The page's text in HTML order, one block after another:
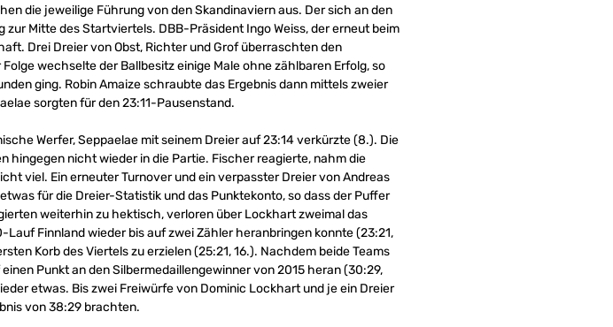
die jeweilige Führung von den Skandinaviern aus. Der sich an den
Mitte des Startviertels. DBB-Präsident Ingo Weiss, der erneut beim
Drei Dreier von Obst, Richter und Grof überraschten den
wechselte der Ballbesitz einige Male ohne zählbaren Erfolg, so
ging. Robin Amaize schraubte das Ergebnis dann mittels zweier
sorgten für den 23:11-Pausenstand.
Werfer, Seppaelae mit seinem Dreier auf 23:14 verkürzte (8.). Die
hingegen nicht wieder in die Partie. Fischer reagierte, nahm die
viel. Ein erneuter Turnover und ein verpasster Dreier von Andreas
für die Dreier-Statistik und das Punktekonto, so dass der Puffer
weiterhin zu hektisch, verloren über Lockhart zweimal das
Finnland wieder bis auf zwei Zähler heranbringen konnte (23:21,
Korb des Viertels zu erzielen (25:21, 16.). Nachdem beide Teams
Punkt an den Silbermedaillengewinner von 2015 heran (30:29,
etwas. Bis zwei Freiwürfe von Dominic Lockhart und je ein Dreier
von 38:29 brachten.